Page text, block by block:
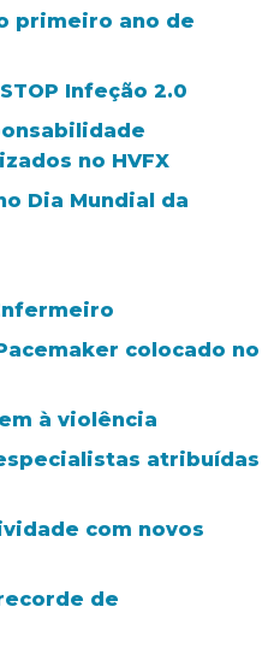
primeiro ano de
Infeção 2.0
no HVFX
Dia Mundial da
colocado no
à violência
atribuídas
com novos
de